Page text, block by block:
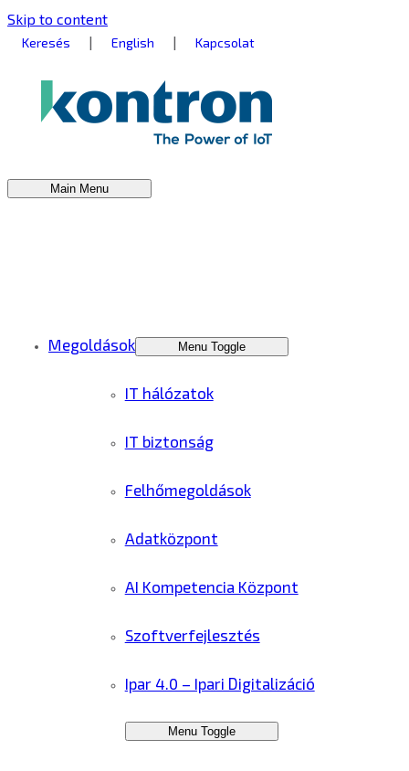
Skip to content
Keresés | English | Kapcsolat
Main Menu
Megoldások Menu Toggle
IT hálózatok
IT biztonság
Felhőmegoldások
Adatközpont
AI Kompetencia Központ
Szoftverfejlesztés
Ipar 4.0 – Ipari Digitalizáció
Menu Toggle